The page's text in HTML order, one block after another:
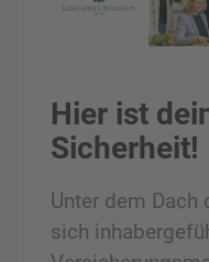
Hier ist
Sicherheit!
Unter dem Dach
sich